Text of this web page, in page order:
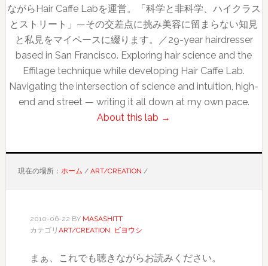
ながらHair Caffe Labを運営。「科学と非科学、ハイクラス
とストリート」—その交差点に挑み美容に留まらない知見
と私見をマイペースに綴ります。／29-year hairdresser
based in San Francisco. Exploring hair science and the
Effilage technique while developing Hair Caffe Lab.
Navigating the intersection of science and intuition, high-
end and street — writing it all down at my own pace.
About this lab →
現在の場所： ホーム / ART/CREATION /
2010-06-22 BY MASASHITT
カテゴリ ART/CREATION, ビヨウシ
まぁ、これでも聴きながらお読みください。